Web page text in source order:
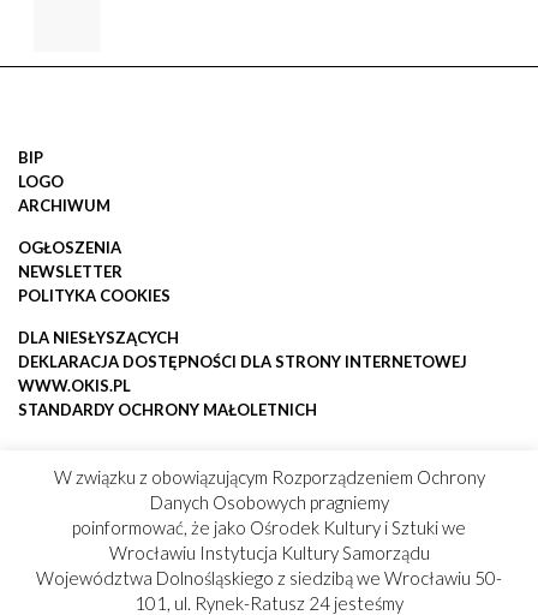
BIP
LOGO
ARCHIWUM
OGŁOSZENIA
NEWSLETTER
POLITYKA COOKIES
DLA NIESŁYSZĄCYCH
DEKLARACJA DOSTĘPNOŚCI DLA STRONY INTERNETOWEJ
WWW.OKIS.PL
STANDARDY OCHRONY MAŁOLETNICH
W związku z obowiązującym Rozporządzeniem Ochrony
Danych Osobowych pragniemy
poinformować, że jako Ośrodek Kultury i Sztuki we
Wrocławiu Instytucja Kultury Samorządu
Województwa Dolnośląskiego z siedzibą we Wrocławiu 50-
101, ul. Rynek-Ratusz 24 jesteśmy